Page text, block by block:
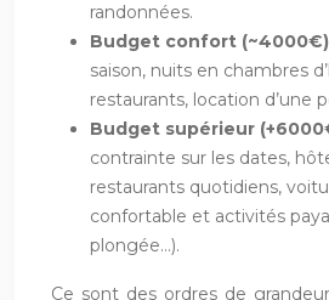
randonnées.
Budget confort
saison, nuits en chambres
restaurants, location d’une
Budget supérieur
contrainte sur les dates,
restaurants quotidiens,
confortable et activités
plongée…).
Ce sont des ordres de